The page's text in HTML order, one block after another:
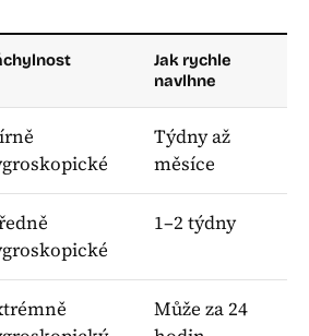
Jak rychle
navlhne
Týdny až
měsíce
1–2 týdny
Může za 24